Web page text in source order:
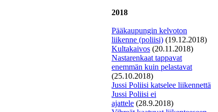
2018
Pääkaupungin kelvoton
liikenne (poliisi) (19.12.2018)
Kultakaivos (20.11.2018)
Nastarenkaat tappavat
enemmän kuin pelastavat
(25.10.2018)
Jussi Poliisi katselee liikennettä
Jussi Poliisi ei
ajattele (28.9.2018)